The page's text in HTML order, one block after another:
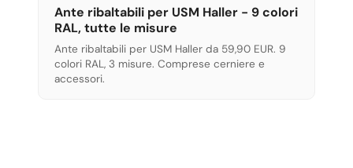
Ante ribaltabili per USM Haller - 9 colori
RAL, tutte le misure
Ante ribaltabili per USM Haller da 59,90 EUR. 9
colori RAL, 3 misure. Comprese cerniere e
accessori.